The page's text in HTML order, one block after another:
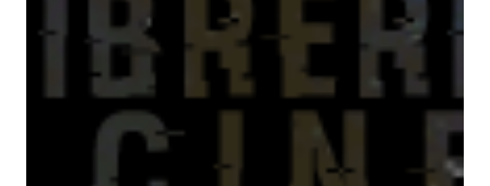
probabilmente lo avrei apprezzato molto di più. Red è
molto introduttivo, nel senso che in trecento pagine non
succede un bel niente. E non ha nemmeno un finale ._.
finisce esattamente nel bel mezzo della storia (anzi, quale
"mezzo" della storia? Questa storia ha praticamente solo